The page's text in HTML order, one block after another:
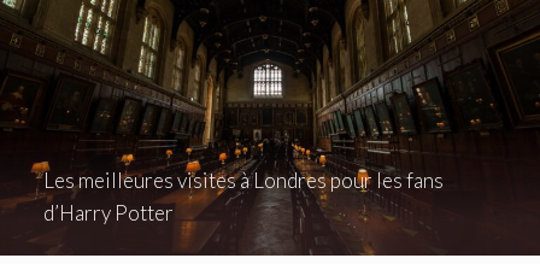
Les meilleures visites à Londres pour les fans
d’Harry Potter